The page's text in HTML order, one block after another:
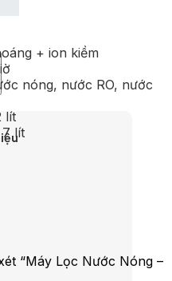
+ ion kiềm
nóng, nước RO, nước
lít
lít
“Máy Lọc Nước Nóng –